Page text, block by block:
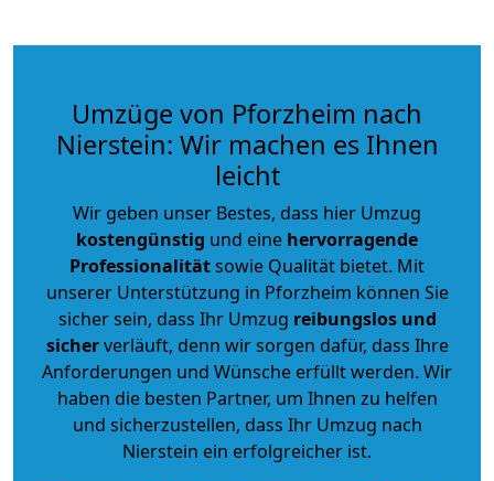
Umzüge von Pforzheim nach
Nierstein: Wir machen es Ihnen
leicht
Wir geben unser Bestes, dass hier Umzug
kostengünstig und eine hervorragende
Professionalitätsowie Qualität bietet. Mit
unserer Unterstützung in Pforzheim können Sie
sicher sein, dass Ihr Umzug reibungslos und
sicherverläuft, denn wir sorgen dafür, dass Ihre
Anforderungen und Wünsche erfüllt werden. Wir
haben die besten Partner, um Ihnen zu helfen
und sicherzustellen, dass Ihr Umzug nach
Nierstein ein erfolgreicher ist.